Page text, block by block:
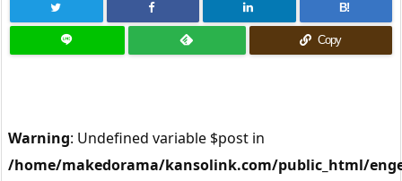
B!
Copy
Warning: Undefined variable $post in
/home/makedorama/kansolink.com/public_html/